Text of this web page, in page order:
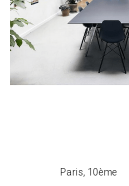
Paris, 10ème